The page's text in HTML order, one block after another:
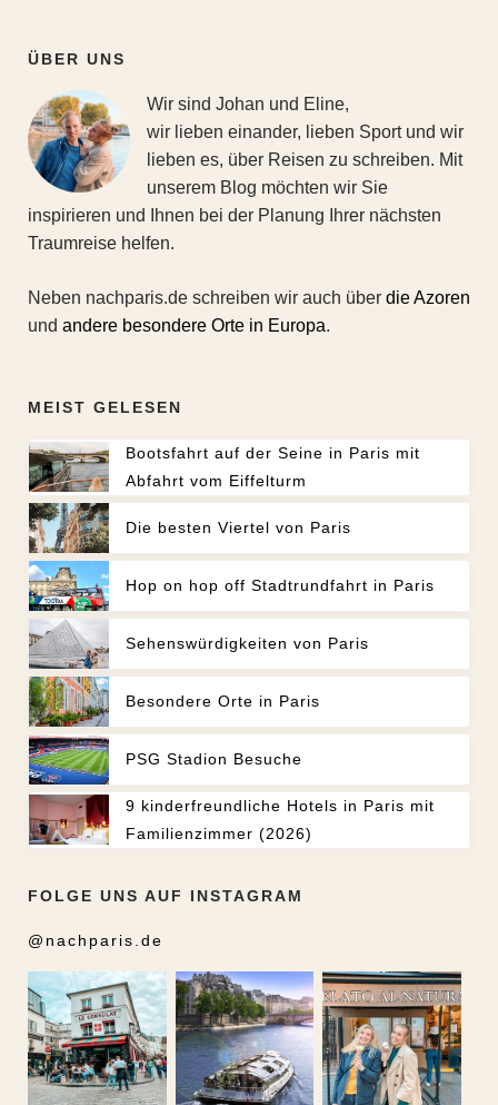
ÜBER UNS
Wir sind Johan und Eline,
wir lieben einander, lieben Sport und wir
lieben es, über Reisen zu schreiben. Mit
unserem Blog möchten wir Sie
inspirieren und Ihnen bei der Planung Ihrer nächsten
Traumreise helfen.
Neben nachparis.de schreiben wir auch über die Azoren
und andere besondere Orte in Europa.
MEIST GELESEN
Bootsfahrt auf der Seine in Paris mit
Abfahrt vom Eiffelturm
Die besten Viertel von Paris
Hop on hop off Stadtrundfahrt in Paris
Sehenswürdigkeiten von Paris
Besondere Orte in Paris
PSG Stadion Besuche
9 kinderfreundliche Hotels in Paris mit
Familienzimmer (2026)
FOLGE UNS AUF INSTAGRAM
@nachparis.de